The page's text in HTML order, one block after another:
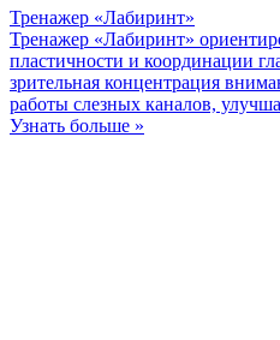
Тренажер «Лабиринт»
Тренажер «Лабиринт»
пластичности и координации
зрительная концентрация
работы слезных каналов,
Узнать больше »